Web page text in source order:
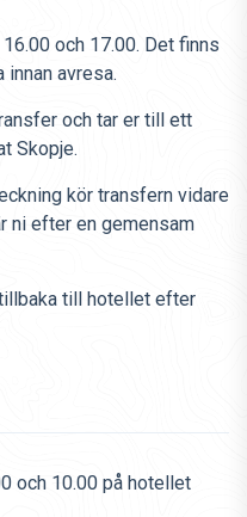
och 17.00. Det finns
avresa.
och tar er till ett
Skopje.
kör transfern vidare
ni efter en gemensam
till hotellet efter
och 10.00 på hotellet